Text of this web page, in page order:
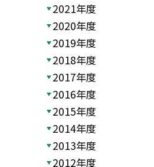
2021年度
2020年度
2019年度
2018年度
2017年度
2016年度
2015年度
2014年度
2013年度
2012年度